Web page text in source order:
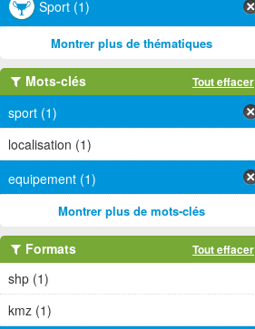
Sport (1)
Montrer plus de thématiques
Mots-clés Tout effacer
sport (1)
localisation (1)
equipement (1)
Montrer plus de mots-clés
Formats Tout effacer
shp (1)
kmz (1)